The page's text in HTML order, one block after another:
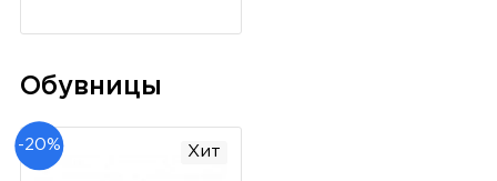
Обувницы
-20% Хит